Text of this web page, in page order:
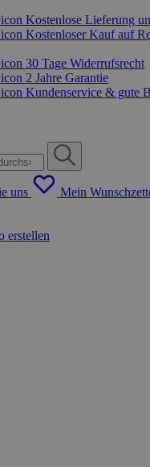
Kostenlose Lieferung
Kostenloser Kauf auf
30 Tage Widerrufsrecht
2 Jahre Garantie
Kundenservice & gute
uns Mein
erstellen